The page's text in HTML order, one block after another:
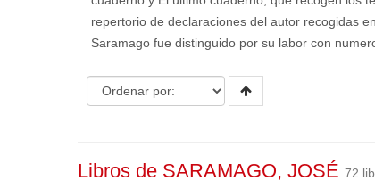
repertorio de declaraciones del autor recogidas
Saramago fue distinguido por su labor con
Libros de SARAMAGO, JOSÉ 72